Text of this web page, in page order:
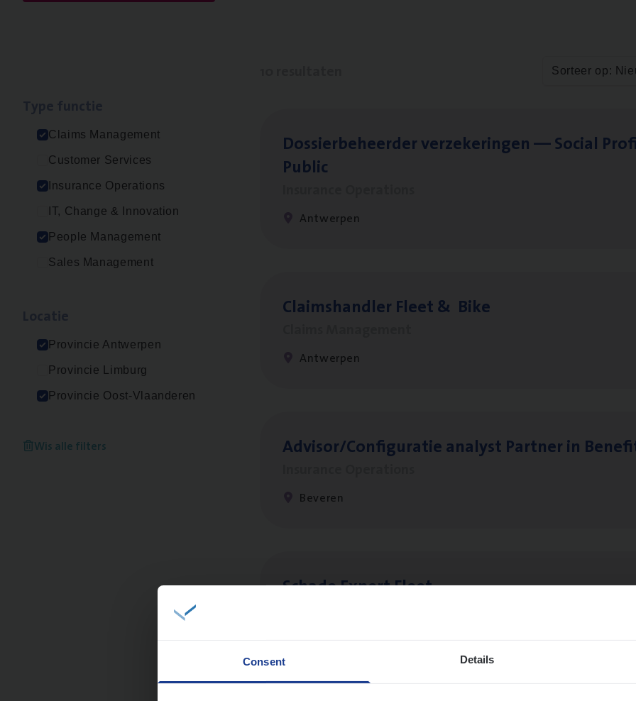
Consent Details
Claims Management
Customer Services
Insurance Operations
IT, Change & Innovation
People Management
Sales Management
Provincie Antwerpen
Provincie Limburg
Provincie Oost-Vlaanderen
Wis alle filters
Sorteer op:
Dos­sier­be­heer­der ver­ze­ke­rin­gen — Soci­al
Public
Antwerpen
Claims­hand­ler Fleet& Bike
Antwerpen
Advisor/​Configuratie ana­lyst Part­ner in
Beveren
Scha­de Expert Fleet